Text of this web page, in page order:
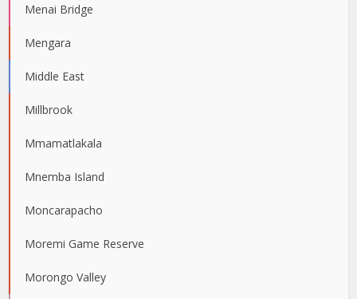
Menai Bridge
Mengara
Middle East
Millbrook
Mmamatlakala
Mnemba Island
Moncarapacho
Moremi Game Reserve
Morongo Valley